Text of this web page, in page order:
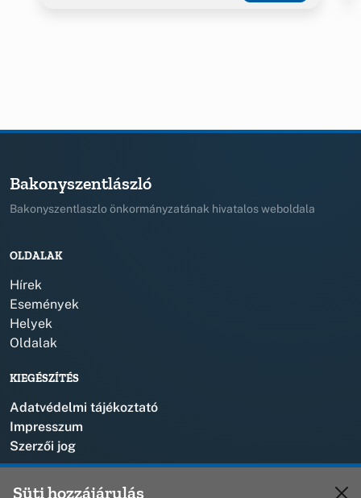
Bakonyszentlászló
Bakonyszentlaszlo önkormányzatának hivatalos weboldala
OLDALAK
Hírek
Események
Helyek
Oldalak
KIEGÉSZÍTÉS
Adatvédelmi tájékoztató
Impresszum
Szerzői jog
Süti hozzájárulás